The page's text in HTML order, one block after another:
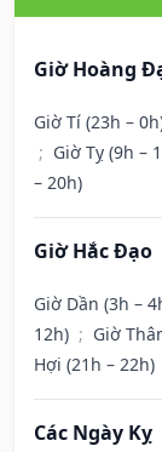
Giờ Hoàng
Giờ Tí (23h –
; Giờ Tỵ (9h –
– 20h)
Giờ Hắc Đạo
Giờ Dần (3h –
12h) ; Giờ
Hợi (21h – 22h)
Các Ngày Kỵ